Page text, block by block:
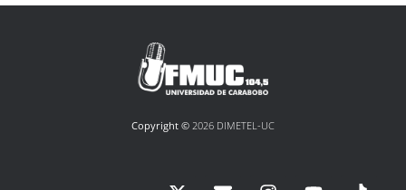
Copyright © 2026 DIMETEL-UC